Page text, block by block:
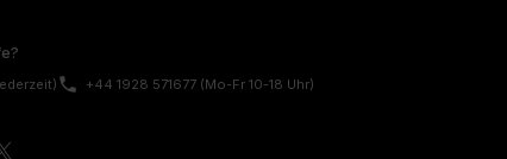
phone +44 1928 571677 (Mo-Fr 10-18 Uhr)